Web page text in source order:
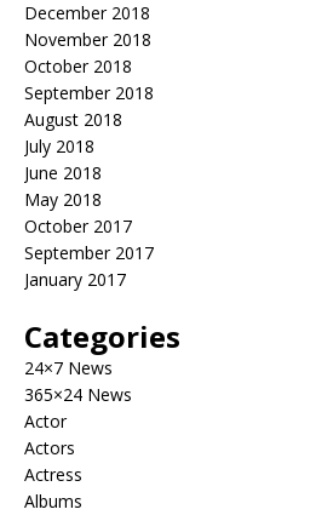
December 2018
November 2018
October 2018
September 2018
August 2018
July 2018
June 2018
May 2018
October 2017
September 2017
January 2017
Categories
24×7 News
365×24 News
Actor
Actors
Actress
Albums